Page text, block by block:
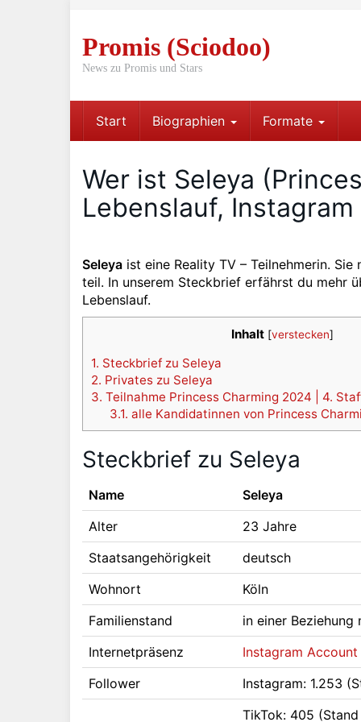
Promis (Sciodoo)
News zu Promis und Stars
Start Biographien Formate
Wer ist Seleya
Lebenslauf, Instagram
Seleya ist eine Reality TV – Teilnehmerin.
teil. In unserem Steckbrief erfährst du mehr
Lebenslauf.
Inhalt [verstecken]
1. Steckbrief zu Seleya
2. Privates zu Seleya
3. Teilnahme Princess Charming 2024 | 4.
3.1. alle Kandidatinnen von Princess
Steckbrief zu Seleya
Name
Seleya
Alter
23 Jahre
Staatsangehörigkeit
deutsch
Wohnort
Köln
Familienstand
in einer
Internetpräsenz
Instagram Account
Follower
Instagram: 1.253
TikTok: 405